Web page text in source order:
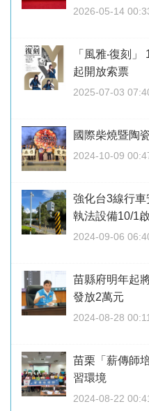
2026-05-14
「風雅‧復刻
起開放索票
2025-07-03
國際柴燒暨陶
2024-10-09
強化台3線行
執法設備10/1
2024-09-06
苗縣府明年起
發放2萬元
2024-08-28 00:11
苗栗「薪傳師
習環境
2024-08-22